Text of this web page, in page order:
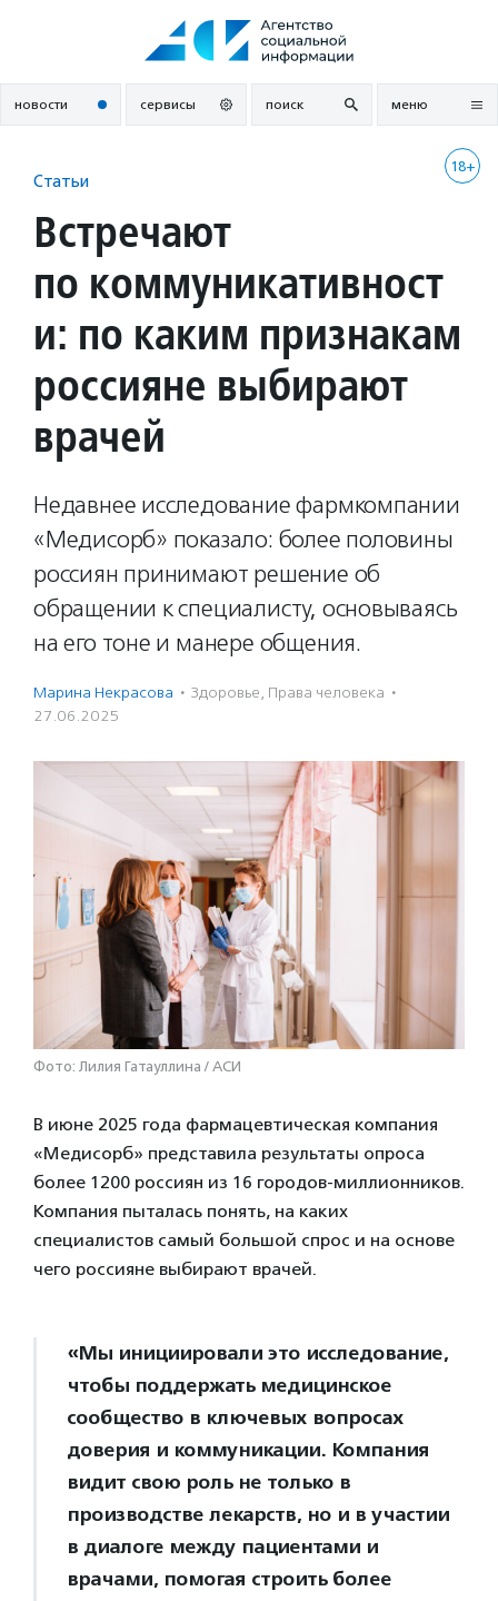
новости сервисы поиск меню
18+
Статьи
Встречают
по коммуникативност
и: по каким признакам
россияне выбирают
врачей
Недавнее исследование фармкомпании
«Медисорб» показало: более половины
россиян принимают решение об
обращении к специалисту, основываясь
на его тоне и манере общения.
Марина Некрасова · Здоровье, Права человека ·
27.06.2025
Фото: Лилия Гатауллина / АСИ
В июне 2025 года фармацевтическая компания
«Медисорб» представила результаты опроса
более 1200 россиян из 16 городов-миллионников.
Компания пыталась понять, на каких
специалистов самый большой спрос и на основе
чего россияне выбирают врачей.
«Мы инициировали это исследование,
чтобы поддержать медицинское
сообщество в ключевых вопросах
доверия и коммуникации. Компания
видит свою роль не только в
производстве лекарств, но и в участии
в диалоге между пациентами и
врачами, помогая строить более